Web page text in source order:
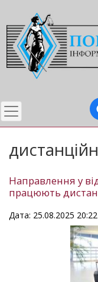
до
основного
вмісту
Направлення у
працюють
Дата: 25.08.2025 20:22